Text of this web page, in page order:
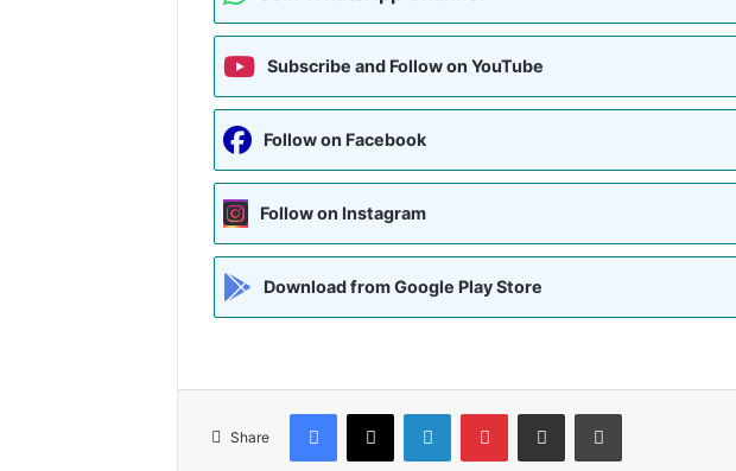
Subscribe and Follow on YouTube
Follow on Facebook
Follow on Instagram
Download from Google Play Store
Share
Facebook
X LinkedInPinterestShare via Email Print